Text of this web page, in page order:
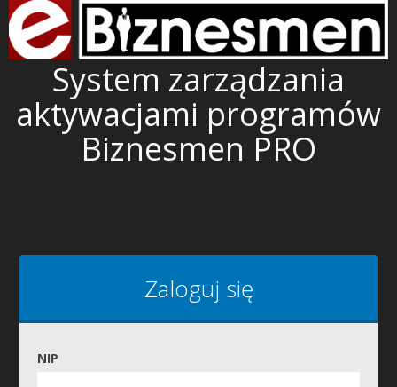
System zarządzania
aktywacjami programów
Biznesmen PRO
Zaloguj się
NIP